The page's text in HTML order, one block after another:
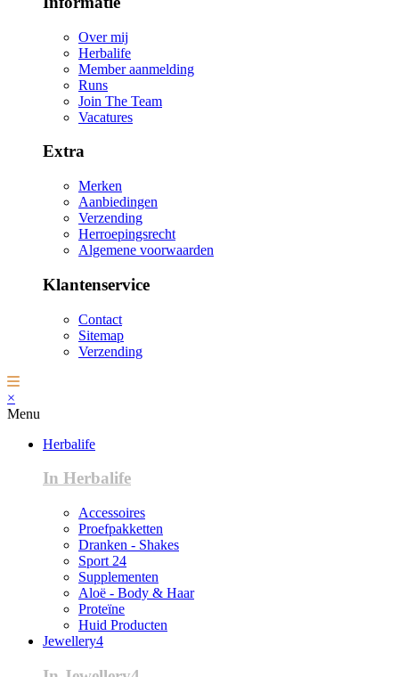
Over mij
Herbalife
Member aanmelding
Runs
Join The Team
Vacatures
Extra
Merken
Aanbiedingen
Verzending
Herroepingsrecht
Algemene voorwaarden
Klantenservice
Contact
Sitemap
Verzending
×
Menu
Herbalife
In Herbalife
Accessoires
Proefpakketten
Dranken - Shakes
Sport 24
Supplementen
Aloë - Body & Haar
Proteïne
Huid Producten
Jewellery4